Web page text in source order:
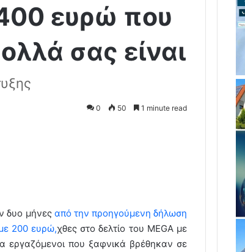
ευρώ που
σας είναι
0 50 1 minute read
δυο μήνες από την προηγούμενη δήλωση
με 200 ευρώ,χθες στο δελτίο του MEGA με
εργαζόμενοι που ξαφνικά βρέθηκαν σε